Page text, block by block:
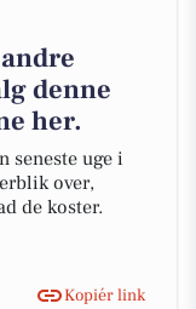
denne
her.
seneste uge i
over,
de koster.
Kopiér link